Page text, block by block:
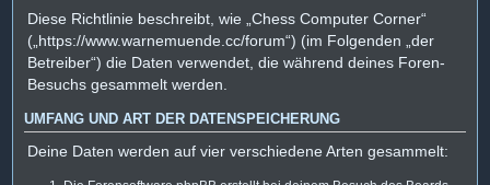
Diese Richtlinie beschreibt, wie „Chess Computer Corner“
(„https://www.warnemuende.cc/forum“) (im Folgenden „der
Betreiber“) die Daten verwendet, die während deines Foren-
Besuchs gesammelt werden.
UMFANG UND ART DER DATENSPEICHERUNG
Deine Daten werden auf vier verschiedene Arten gesammelt: